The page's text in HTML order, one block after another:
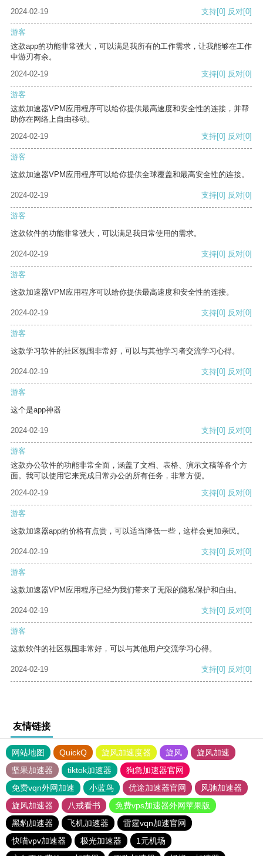
2024-02-19
支持[0] 反对[0]
游客
这款app的功能非常强大，可以满足我所有的工作需求，让我能够在工作
中游刃有余。
2024-02-19
支持[0] 反对[0]
游客
这款加速器VPM应用程序可以给你提供最高速度和安全性的连接，并帮
助你在网络上自由移动。
2024-02-19
支持[0] 反对[0]
游客
这款加速器VPM应用程序可以给你提供全球覆盖和最高安全性的连接。
2024-02-19 支持[0] 反对[0]
游客
这款软件的功能非常强大，可以满足我日常使用的需求。
2024-02-19 支持[0] 反对[0]
游客
这款加速器VPM应用程序可以给你提供最高速度和安全性的连接。
2024-02-19 支持[0] 反对[0]
游客
这款学习软件的社区氛围非常好，可以与其他学习者交流学习心得。
2024-02-19 支持[0] 反对[0]
游客
这个是app神器
2024-02-19 支持[0] 反对[0]
游客
这款办公软件的功能非常全面，涵盖了文档、表格、演示文稿等各个方
面。我可以使用它来完成日常办公的所有任务，非常方便。
2024-02-19
支持[0] 反对[0]
游客
这款加速器app的价格有点贵，可以适当降低一些，这样会更加亲民。
2024-02-19 支持[0] 反对[0]
游客
这款加速器VPM应用程序已经为我们带来了无限的隐私保护和自由。
2024-02-19 支持[0] 反对[0]
游客
这款软件的社区氛围非常好，可以与其他用户交流学习心得。
2024-02-19 支持[0] 反对[0]
友情链接
网站地图 QuickQ 旋风加速度器 旋风
旋风加速
坚果加速器
tiktok加速器
狗急加速器官网
免费vqn外网加速
小蓝鸟 优途加速器官网
风驰加速器
旋风加速器
八戒看书
免费vps加速器外网苹果版
黑豹加速器
飞机加速器
雷霆vqn加速官网
快喵vpv加速器
极光加速器
1元机场